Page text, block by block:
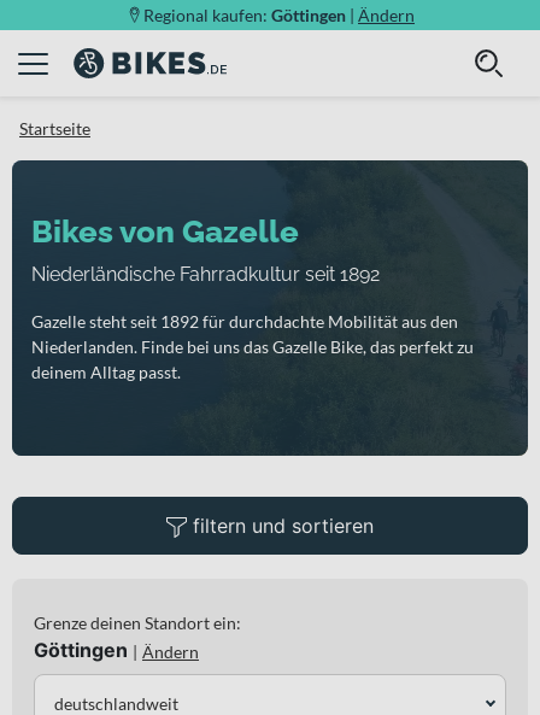
Regional kaufen: Göttingen | Ändern
Startseite
Bikes von Gazelle
Niederländische Fahrradkultur seit 1892
Gazelle steht seit 1892 für durchdachte Mobilität aus den
Niederlanden. Finde bei uns das Gazelle Bike, das perfekt zu
deinem Alltag passt.
filtern und sortieren
Grenze deinen Standort ein:
Göttingen | Ändern
deutschlandweit